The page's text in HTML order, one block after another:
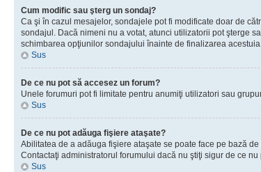
Cum modific sau şterg un sondaj?
Ca şi în cazul mesajelor, sondajele pot fi modificate doar de
sondajul. Dacă nimeni nu a votat, atunci utilizatorii pot şterge
schimbarea opţiunilor sondajului înainte de finalizarea
Sus
De ce nu pot să accesez un forum?
Unele forumuri pot fi limitate pentru anumiţi utilizatori sau
Sus
De ce nu pot adăuga fişiere ataşate?
Abilitatea de a adăuga fişiere ataşate se poate face pe bază
Contactaţi administratorul forumului dacă nu ştiţi sigur de ce
Sus